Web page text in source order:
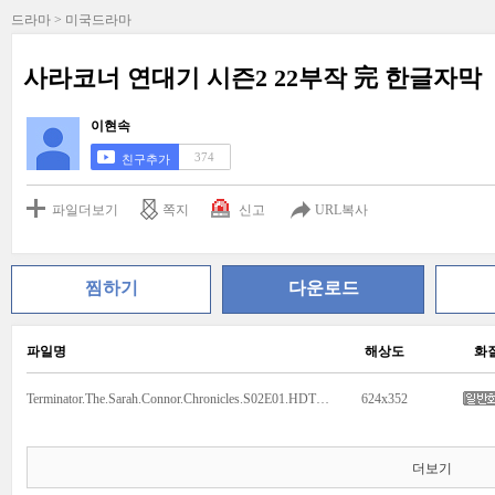
드라마 > 미국드라마
사라코너 연대기 시즌2 22부작 完 한글자막
이현속
친구추가 374
파일더보기 쪽지 신고 URL복사
찜하기 다운로드
파일명 해상도 화
Terminator.The.Sarah.Connor.Chronicles.S02E01.HDTV.XviD-NoTV_kor_sub.mkv 624x352
더보기